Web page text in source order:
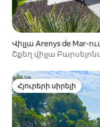
Վիլլա Arenys de Mar-
Շքեղ վիլլա
Հյուրերի սիրելի
Հյուրերի սիրելի